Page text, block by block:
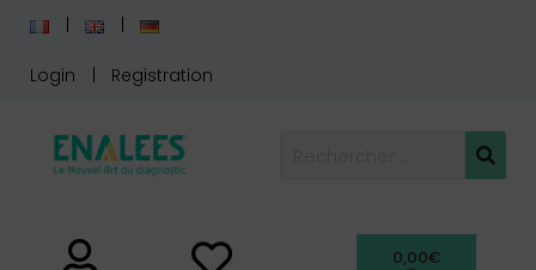
Login Registration
0,00€